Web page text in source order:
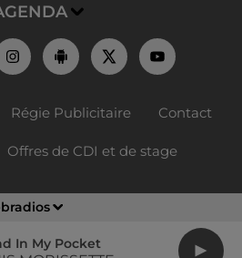
In My Pocket
Régie Publicitaire Contact
Offres de CDI et de stage